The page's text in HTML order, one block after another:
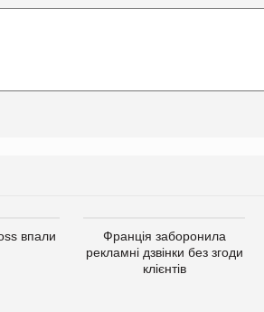
впали
Франція заборонила
рекламні дзвінки без згоди
клієнтів